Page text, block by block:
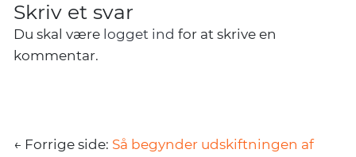
Skriv et svar
Du skal være logget ind for at skrive en
kommentar.
← Forrige side: Så begynder udskiftningen af